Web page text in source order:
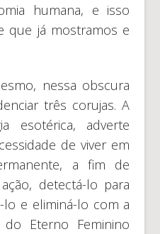
humana, e isso
que já mostramos e
nessa obscura
três corujas. A
esotérica, adverte
de viver em
a fim de
detectá-lo para
e eliminá-lo com a
do Eterno Feminino